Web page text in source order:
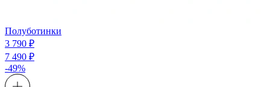
Полуботинки
3 790 ₽
7 490 ₽
-49%